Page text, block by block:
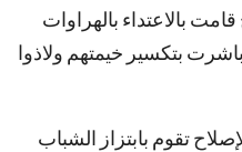
بالاعتداء بالهراوات
بتكسير خيمتهم ولاذوا
تقوم بابتزاز الشباب